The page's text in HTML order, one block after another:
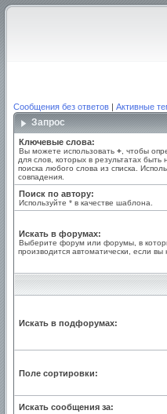
Сообщения без ответов | Активные
Запрос
Ключевые слова:
Вы можете использовать + , чтобы
для слов, которых в результатах
поиска любого слова из списка.
совпадения.
Поиск по автору:
Используйте * в качестве шаблона.
Искать в форумах:
Выберите форум или форумы, в
производится автоматически, если
Искать в подфорумах:
Поле сортировки:
Искать сообщения за: